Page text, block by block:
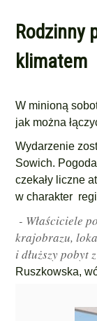
Rodzinny
klimatem
W minioną
jak można
Wydarzenie
Sowich.
czekały liczne
w charakter
- Właściciele
krajobrazu,
i dłuższy pobyt
Ruszkowska,